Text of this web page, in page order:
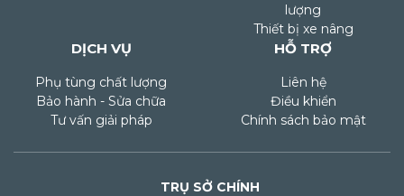
lượng
Thiết bị xe nâng
DỊCH VỤ
Phụ tùng chất lượng
Bảo hành - Sửa chữa
Tư vấn giải pháp
HỖ TRỢ
Liên hệ
Điều khiển
Chính sách bảo mật
TRỤ SỞ CHÍNH